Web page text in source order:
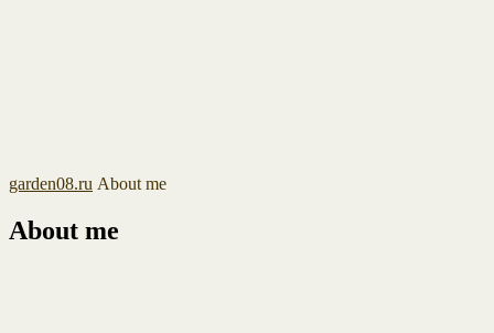
garden08.ru About me
About me